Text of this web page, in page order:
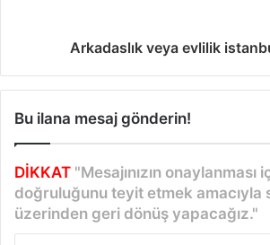
Arkadaslık veya evlilik
Bu ilana mesaj gönderin!
DİKKAT "Mesajınızın onaylanması
doğruluğunu teyit etmek amacıyla
üzerinden geri dönüş yapacağız."